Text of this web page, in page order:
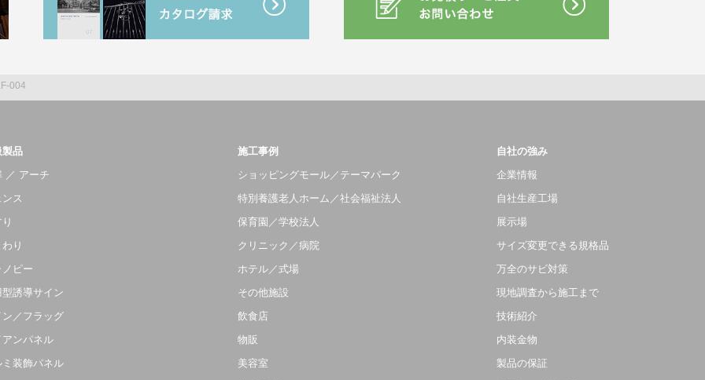
004
製品
／ アーチ
ス
り
ノピー
型誘導サイン
ン／フラッグ
アンパネル
ミ装飾パネル
施工事例
ショッピングモール／テーマパーク
特別養護老人ホーム／社会福祉法人
保育園／学校法人
クリニック／病院
ホテル／式場
その他施設
飲食店
物販
美容室
自社の強み
企業情報
自社生産工場
展示場
サイズ変更できる規格品
万全のサビ対策
現地調査から施工まで
技術紹介
内装金物
製品の保証